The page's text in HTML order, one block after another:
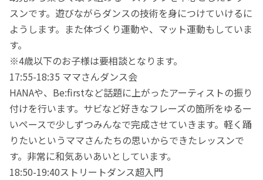
スンです。遊びながらダンスの技術を身につけていけるに
ようします。また体づくり運動や、マット運動もしていま
す。
※4歳以下のお子様は要相談となります。
17:55-18:35 ママさんダンス会
HANAや、Be:firstなど話題に上がったアーティストの振り
付けを行います。サビなど好きなフレーズの箇所をゆるー
いペースで少しずつみんなで完成させていきます。軽く踊
りたいというママさんたちの思いからできたレッスンで
す。非常に和気あいあいとしています。
18:50-19:40ストリートダンス超入門